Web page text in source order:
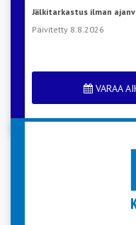
Jälkitarkastus ilman
Päivitetty 8.8.2026
VARAA